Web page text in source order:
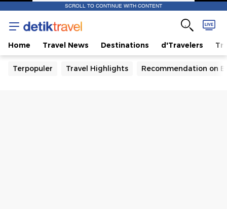
SCROLL TO CONTINUE WITH CONTENT
Home Travel News Destinations d'Travelers
Terpopuler Travel Highlights Recommendation on